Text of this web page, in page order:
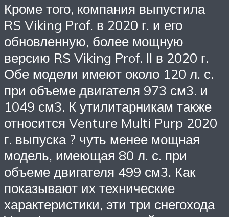
Кроме того, компания выпустила
RS Viking Prof. в 2020 г. и его
обновленную, более мощную
версию RS Viking Prof. II в 2020 г.
Обе модели имеют около 120 л. с.
при объеме двигателя 973 см3. и
1049 см3. К утилитарникам также
относится Venture Multi Purp 2020
г. выпуска ? чуть менее мощная
модель, имеющая 80 л. с. при
объеме двигателя 499 см3. Как
показывают их технические
характеристики, эти три снегохода